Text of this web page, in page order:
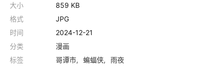
大小
859 KB
格式
JPG
时间
2024-12-21
分类
漫画
标签
哥谭市 蝙蝠侠 雨夜